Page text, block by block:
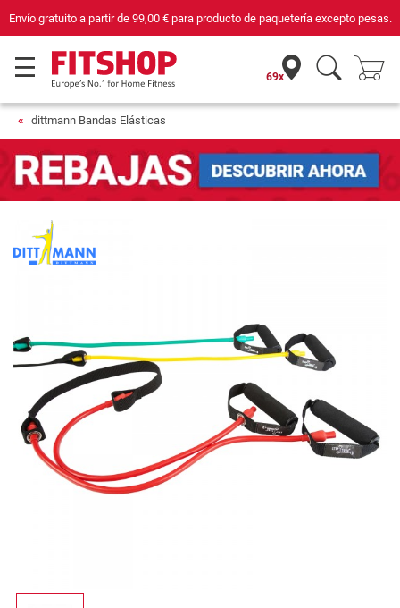
Envío gratuito a partir de 99,00 €para producto de paquetería excepto pesas.
69x
dittmann Bandas Elásticas